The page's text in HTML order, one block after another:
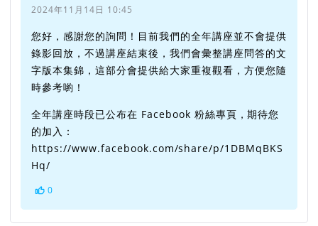
2024年11月14日 10:45
您好，感謝您的詢問！目前我們的全年講座並不會提供
錄影回放，不過講座結束後，我們會彙整講座問答的文
字版本集錦，這部分會提供給大家重複觀看，方便您隨
時參考喲！
全年講座時段已公布在 Facebook 粉絲專頁，期待您
的加入：
https://www.facebook.com/share/p/1DBMqBKS
Hq/
0